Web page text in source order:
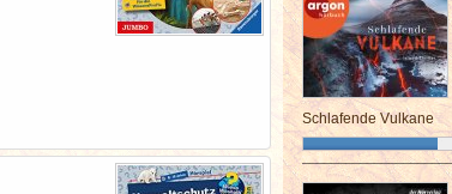
Schlafende Vulkane